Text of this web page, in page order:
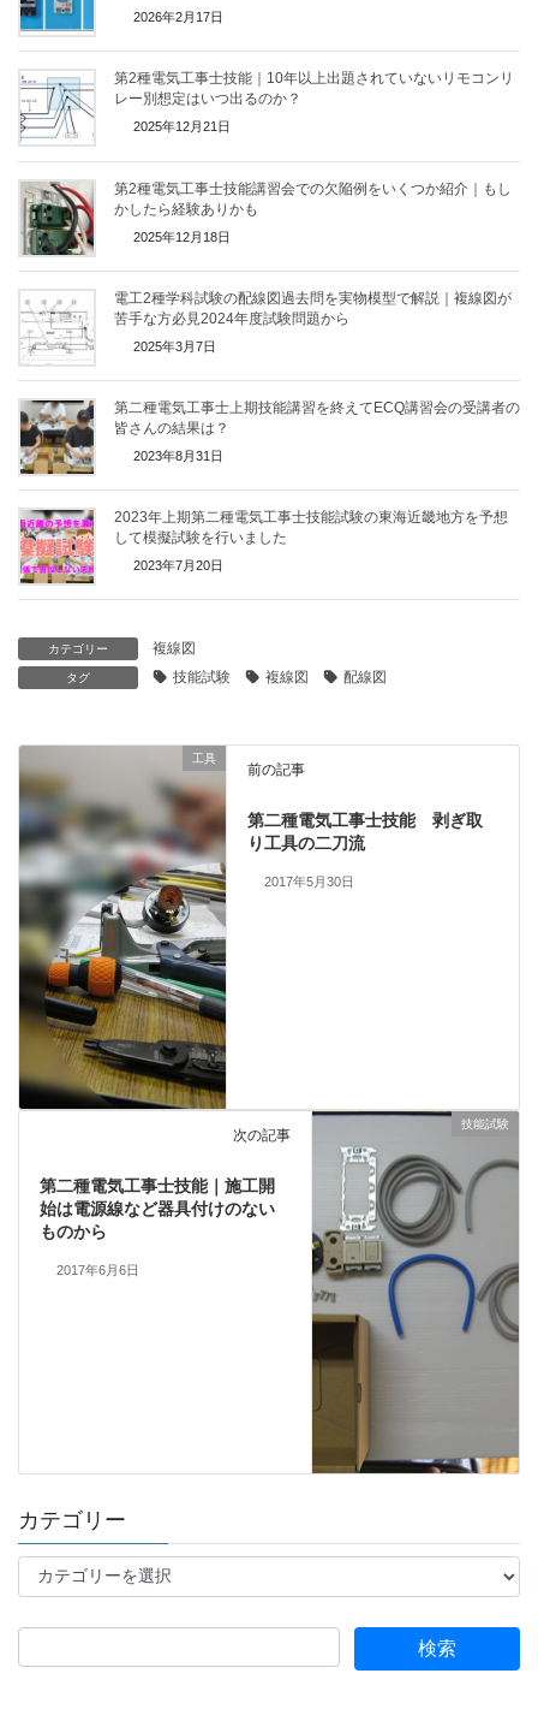
2026年2月17日
第2種電気工事士技能｜10年以上出題されていないリモコンリ
レー別想定はいつ出るのか？
2025年12月21日
第2種電気工事士技能講習会での欠陥例をいくつか紹介｜もし
かしたら経験ありかも
2025年12月18日
電工2種学科試験の配線図過去問を実物模型で解説｜複線図が
苦手な方必見2024年度試験問題から
2025年3月7日
第二種電気工事士上期技能講習を終えてECQ講習会の受講者の
皆さんの結果は？
2023年8月31日
2023年上期第二種電気工事士技能試験の東海近畿地方を予想
して模擬試験を行いました
2023年7月20日
カテゴリー 複線図
タグ 技能試験 複線図 配線図
工具
前の記事
第二種電気工事士技能 剥ぎ取
り工具の二刀流
2017年5月30日
技能試験
次の記事
第二種電気工事士技能｜施工開
始は電源線など器具付けのない
ものから
2017年6月6日
カテゴリー
テ
ー